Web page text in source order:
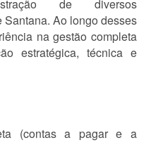
de diversos
Ao longo desses
na gestão completa
estratégica, técnica e
(contas a pagar e a